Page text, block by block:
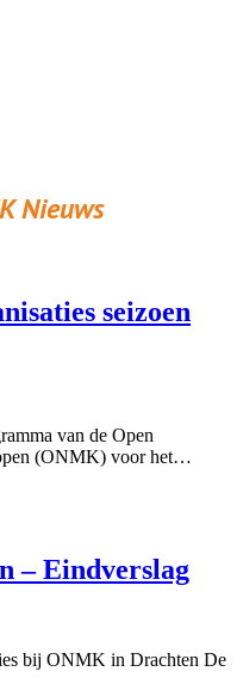
Nieuws
seizoen
van de Open
(ONMK) voor het…
– Eindverslag
bij ONMK in Drachten De